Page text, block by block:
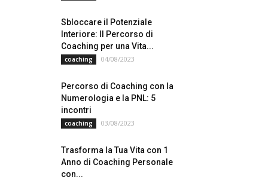
Sbloccare il Potenziale
Interiore: Il Percorso di
Coaching per una Vita...
coaching 04/08/2023
Percorso di Coaching con la
Numerologia e la PNL: 5
incontri
coaching 03/08/2023
Trasforma la Tua Vita con 1
Anno di Coaching Personale
con...